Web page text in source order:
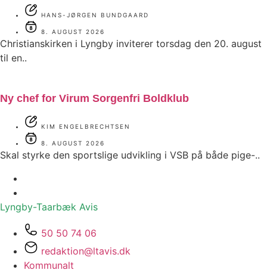
HANS-JØRGEN BUNDGAARD
8. AUGUST 2026
Christianskirken i Lyngby inviterer torsdag den 20. august
til en..
Ny chef for Virum Sorgenfri Boldklub
KIM ENGELBRECHTSEN
8. AUGUST 2026
Skal styrke den sportslige udvikling i VSB på både pige-..
Lyngby-Taarbæk Avis
50 50 74 06
redaktion@ltavis.dk
Kommunalt